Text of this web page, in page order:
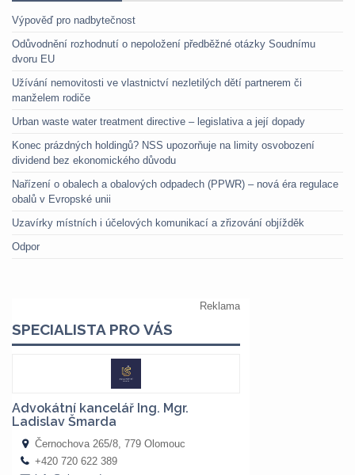
Výpověď pro nadbytečnost
Odůvodnění rozhodnutí o nepoložení předběžné otázky Soudnímu
dvoru EU
Užívání nemovitosti ve vlastnictví nezletilých dětí partnerem či
manželem rodiče
Urban waste water treatment directive – legislativa a její dopady
Konec prázdných holdingů? NSS upozorňuje na limity osvobození
dividend bez ekonomického důvodu
Nařízení o obalech a obalových odpadech (PPWR) – nová éra regulace
obalů v Evropské unii
Uzavírky místních i účelových komunikací a zřizování objížděk
Odpor